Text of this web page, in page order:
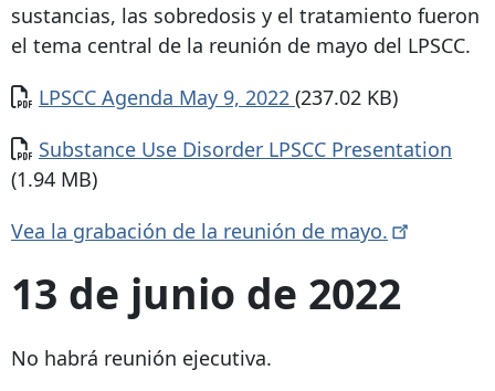
sustancias, las sobredosis y el tratamiento fueron
el tema central de la reunión de mayo del LPSCC.
Documento
LPSCC Agenda May 9, 2022 (237.02 KB)
Documento
Substance Use Disorder LPSCC Presentation
(1.94 MB)
Vea la grabación de la reunión de mayo.
13 de junio de 2022
No habrá reunión ejecutiva.